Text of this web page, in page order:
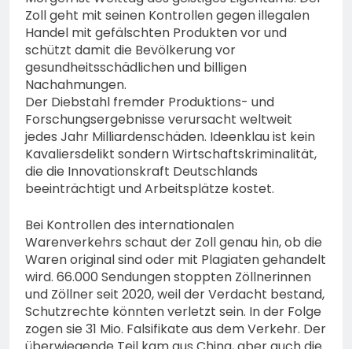
Zoll geht mit seinen Kontrollen gegen illegalen
Handel mit gefälschten Produkten vor und
schützt damit die Bevölkerung vor
gesundheitsschädlichen und billigen
Nachahmungen.
Der Diebstahl fremder Produktions- und
Forschungsergebnisse verursacht weltweit
jedes Jahr Milliardenschäden. Ideenklau ist kein
Kavaliersdelikt sondern Wirtschaftskriminalität,
die die Innovationskraft Deutschlands
beeinträchtigt und Arbeitsplätze kostet.
Bei Kontrollen des internationalen
Warenverkehrs schaut der Zoll genau hin, ob die
Waren original sind oder mit Plagiaten gehandelt
wird. 66.000 Sendungen stoppten Zöllnerinnen
und Zöllner seit 2020, weil der Verdacht bestand,
Schutzrechte könnten verletzt sein. In der Folge
zogen sie 31 Mio. Falsifikate aus dem Verkehr. Der